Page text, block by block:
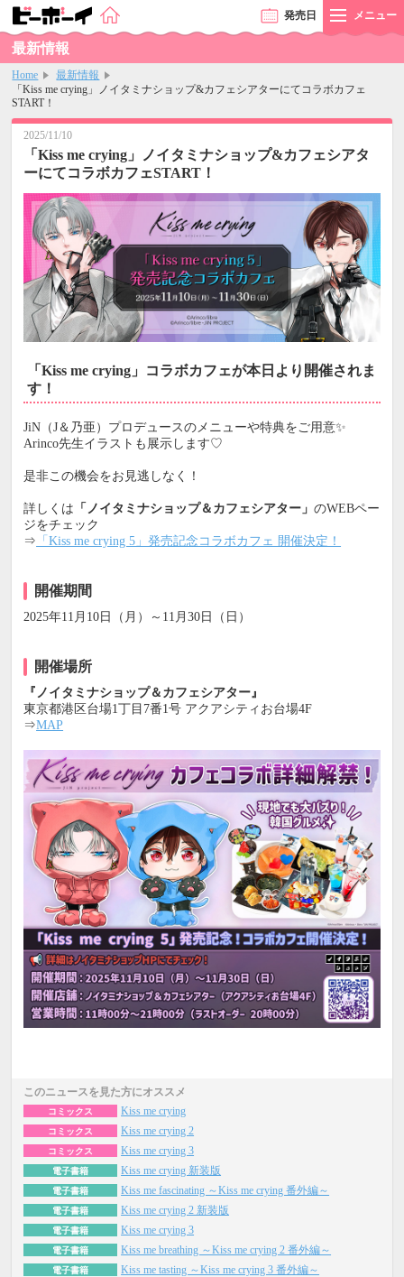
発売日 メニュー
最新情報
Home
最新情報
「Kiss me crying」ノイタミナショップ&カフェシアターにてコラボカフェ
START！
2025/11/10
「Kiss me crying」ノイタミナショップ&カフェシアタ
ーにてコラボカフェSTART！
「Kiss me crying」コラボカフェが本日より開催されま
す！
JiN（J＆乃亜）プロデュースのメニューや特典をご用意✨
Arinco先生イラストも展示します♡
是非この機会をお見逃しなく！
詳しくは 「ノイタミナショップ＆カフェシアター」のWEBペー
ジをチェック
⇒ 「Kiss me crying 5」発売記念コラボカフェ 開催決定！
開催期間
2025年11月10日（月）～11月30日（日）
開催場所
『ノイタミナショップ＆カフェシアター』
東京都港区台場1丁目7番1号 アクアシティお台場4F
⇒MAP
このニュースを見た方にオススメ
コミックス Kiss me crying
コミックス Kiss me crying 2
コミックス Kiss me crying 3
電子書籍 Kiss me crying 新装版
電子書籍 Kiss me fascinating ～Kiss me crying 番外編～
電子書籍 Kiss me crying 2 新装版
電子書籍 Kiss me crying 3
電子書籍 Kiss me breathing ～Kiss me crying 2 番外編～
電子書籍 Kiss me tasting ～Kiss me crying 3 番外編～